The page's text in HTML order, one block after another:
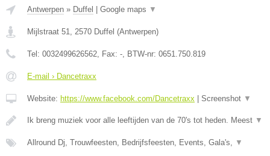
Antwerpen » Duffel Google maps ▼
Mijlstraat 51, 2570 Duffel (Antwerpen)
Tel: 0032499626562, Fax: -, BTW-nr: 0651.750.819
E-mail › Dancetraxx
Website: https://www.facebook.com/Dancetraxx Screenshot ▼
Ik breng muziek voor alle leeftijden van de 70's tot heden. Meest ▼
Allround Dj, Trouwfeesten, Bedrijfsfeesten, Events, Gala's, ▼